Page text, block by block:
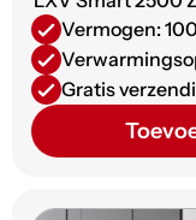
Vermogen:
Gratis